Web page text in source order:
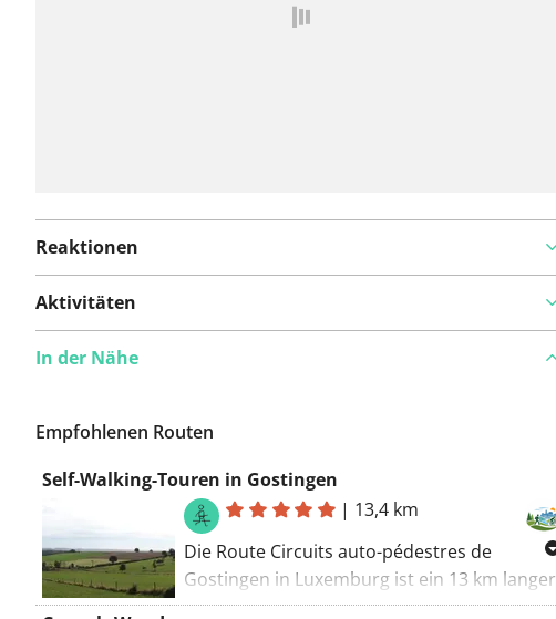
Reaktionen
Aktivitäten
In der Nähe
Empfohlenen Routen
Self-Walking-Touren in Gostingen
| 13,4 km
Die Route Circuits auto-pédestres de
Gostingen in Luxemburg ist ein 13 km langer
Wanderweg in der Gemeinde Flaxweiler im